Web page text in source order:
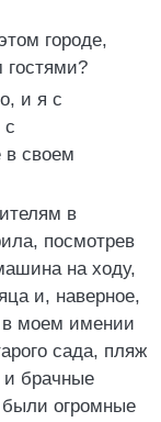
городе,
и я с
с
в своем
в
посмотрев
на ходу,
и, наверное,
в моем имении
сада, пляж
и брачные
огромные